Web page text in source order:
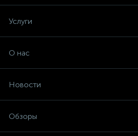
Услуги
О нас
Новости
Обзоры